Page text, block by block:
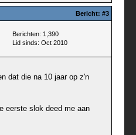
Bericht: #3
Berichten: 1,390
Lid sinds: Oct 2010
dat die na 10 jaar op z'n
eerste slok deed me aan